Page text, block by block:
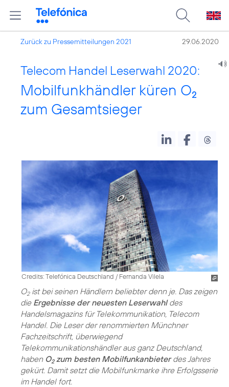
Zurück zu Pressemitteilungen 2021 29.06.2020
Telecom Handel Leserwahl 2020:
Mobilfunkhändler küren O2
zum Gesamtsieger
Credits: Telefónica Deutschland / Fernanda Vilela
O2ist bei seinen Händlern beliebter denn je. Das zeigen
die Ergebnisse der neuesten Leserwahldes
Handelsmagazins für Telekommunikation, Telecom
Handel. Die Leser der renommierten Münchner
Fachzeitschrift, überwiegend
Telekommunikationshändler aus ganz Deutschland,
haben O2zum besten Mobilfunkanbieterdes Jahres
gekürt. Damit setzt die Mobilfunkmarke ihre Erfolgsserie
im Handel fort.